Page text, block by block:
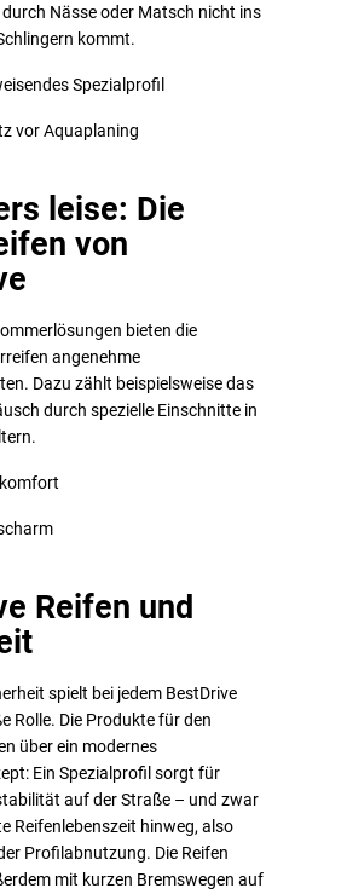
Nässe oder Matsch nicht ins
kommt.
Spezialprofil
vor Aquaplaning
leise: Die
von
bieten die
angenehme
Dazu zählt beispielsweise das
durch spezielle Einschnitte in
Reifen und
spielt bei jedem BestDrive
Rolle. Die Produkte für den
über ein modernes
Ein Spezialprofil sorgt für
auf der Straße – und zwar
Reifenlebenszeit hinweg, also
Profilabnutzung. Die Reifen
mit kurzen Bremswegen auf